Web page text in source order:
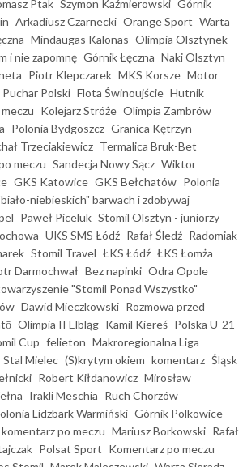
Ptak Szymon Kaźmierowski Górnik
Arkadiusz Czarnecki Orange Sport Warta
Mindaugas Kalonas Olimpia Olsztynek
i nie zapomnę Górnik Łęczna Naki Olsztyn
Piotr Klepczarek MKS Korsze Motor
Polski Flota Świnoujście Hutnik
Kolejarz Stróże Olimpia Zambrów
Polonia Bydgoszcz Granica Kętrzyn
Trzeciakiewicz Termalica Bruk-Bet
meczu Sandecja Nowy Sącz Wiktor
GKS Katowice GKS Bełchatów Polonia
niebieskich" barwach i zdobywaj
Paweł Piceluk Stomil Olsztyn - juniorzy
UKS SMS Łódź Rafał Śledź Radomiak
Stomil Travel ŁKS Łódź ŁKS Łomża
Darmochwał Bez napinki Odra Opole
"Stomil Ponad Wszystko"
Dawid Mieczkowski Rozmowa przed
Olimpia II Elbląg Kamil Kiereś Polska U-21
Cup felieton Makroregionalna Liga
Stal Mielec (S)krytym okiem komentarz Śląsk
Robert Kiłdanowicz Mirosław
Irakli Meschia Ruch Chorzów
Lidzbark Warmiński Górnik Polkowice
komentarz po meczu Mariusz Borkowski Rafał
Polsat Sport Komentarz po meczu